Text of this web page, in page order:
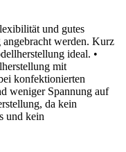
und gutes
werden. Kurz
ideal. •
mit
konfektionierten
weniger Spannung auf
da kein
und kein